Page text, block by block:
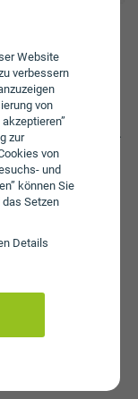
Website
verbessern
von
zur
von
und
können Sie
Setzen
Details
in Höhe von
befindet sich im
Wernberg ist eine
im Land Kärnten.
km2 unter
und
die Stadt
schön sind die
zu finden sind.
im 1. Quartil der
65-jährigen
derzeit 0,3 km2
sind unter